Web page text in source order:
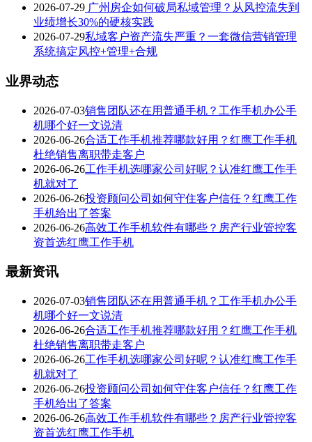
2026-07-29 广州房企如何破局私域管理？从风控流失到
业绩增长30%的硬核实践
2026-07-29私域客户资产流失严重？一套微信营销管理
系统搞定风控+管理+合规
业界动态
2026-07-03销售团队还在用普通手机？工作手机办公手
机哪个好一文说清
2026-06-26合适工作手机推荐哪款好用？红鹰工作手机
杜绝销售离职带走客户
2026-06-26工作手机选哪家公司好呢？认准红鹰工作手
机就对了
2026-06-26投资顾问公司如何守住客户信任？红鹰工作
手机给出了答案
2026-06-26高效工作手机软件有哪些？房产行业管控客
资首选红鹰工作手机
最新资讯
2026-07-03销售团队还在用普通手机？工作手机办公手
机哪个好一文说清
2026-06-26合适工作手机推荐哪款好用？红鹰工作手机
杜绝销售离职带走客户
2026-06-26工作手机选哪家公司好呢？认准红鹰工作手
机就对了
2026-06-26投资顾问公司如何守住客户信任？红鹰工作
手机给出了答案
2026-06-26高效工作手机软件有哪些？房产行业管控客
资首选红鹰工作手机